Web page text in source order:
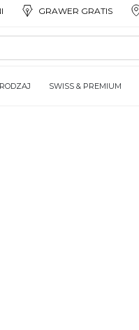
GRAWER GRATIS
RODZAJ SWISS & PREMIUM